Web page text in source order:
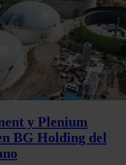
y Plenium
BG Holding del